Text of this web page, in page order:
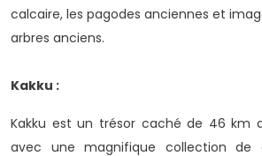
calcaire, les pagodes anciennes et
arbres anciens.
Kakku :
Kakku est un trésor caché de 46 km
avec une magnifique collection de